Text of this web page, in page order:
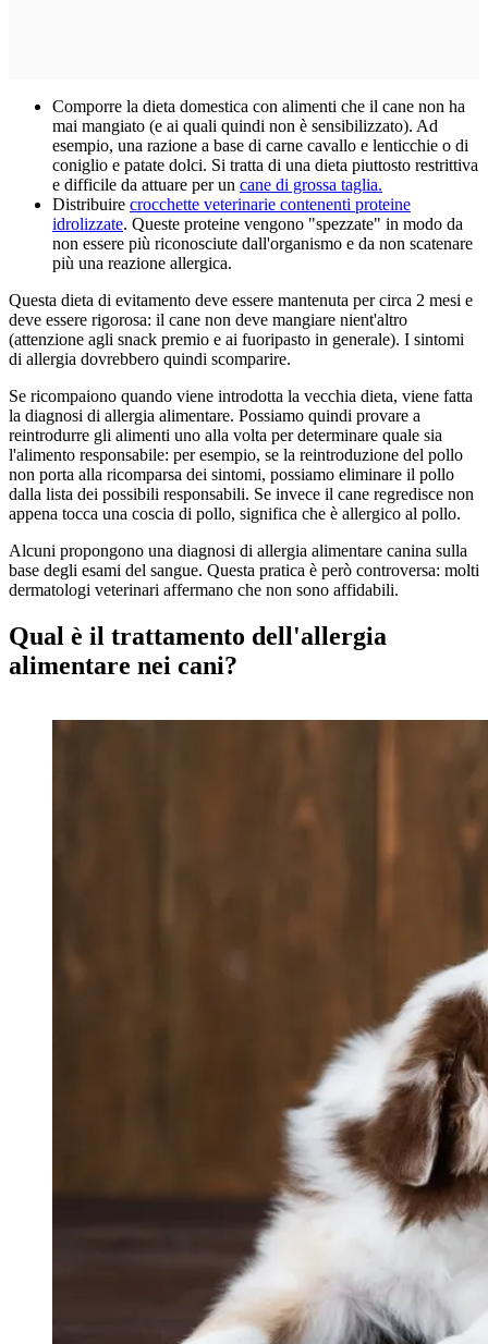
Comporre la dieta domestica con alimenti che il cane non ha
mai mangiato (e ai quali quindi non è sensibilizzato). Ad
esempio, una razione a base di carne cavallo e lenticchie o di
coniglio e patate dolci. Si tratta di una dieta piuttosto restrittiva
e difficile da attuare per un cane di grossa taglia.
Distribuire crocchette veterinarie contenenti proteine
idrolizzate. Queste proteine vengono "spezzate" in modo da
non essere più riconosciute dall'organismo e da non scatenare
più una reazione allergica.
Questa dieta di evitamento deve essere mantenuta per circa 2 mesi e
deve essere rigorosa: il cane non deve mangiare nient'altro
(attenzione agli snack premio e ai fuoripasto in generale). I sintomi
di allergia dovrebbero quindi scomparire.
Se ricompaiono quando viene introdotta la vecchia dieta, viene fatta
la diagnosi di allergia alimentare. Possiamo quindi provare a
reintrodurre gli alimenti uno alla volta per determinare quale sia
l'alimento responsabile: per esempio, se la reintroduzione del pollo
non porta alla ricomparsa dei sintomi, possiamo eliminare il pollo
dalla lista dei possibili responsabili. Se invece il cane regredisce non
appena tocca una coscia di pollo, significa che è allergico al pollo.
Alcuni propongono una diagnosi di allergia alimentare canina sulla
base degli esami del sangue. Questa pratica è però controversa: molti
dermatologi veterinari affermano che non sono affidabili.
Qual è il trattamento dell'allergia
alimentare nei cani?